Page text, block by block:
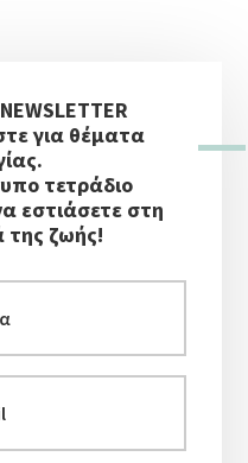
για θέματα
τετράδιο
εστιάσετε στη
της ζωής!